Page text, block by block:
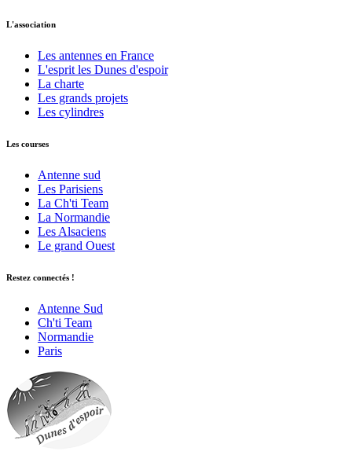
L'association
Les antennes en France
L'esprit les Dunes d'espoir
La charte
Les grands projets
Les cylindres
Les courses
Antenne sud
Les Parisiens
La Ch'ti Team
La Normandie
Les Alsaciens
Le grand Ouest
Restez connectés !
Antenne Sud
Ch'ti Team
Normandie
Paris